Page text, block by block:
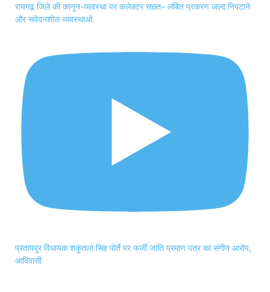
रायगढ़ जिले की कानून-व्यवस्था पर कलेक्टर सख़्त– लंबित प्रकरण जल्द निपटाने
और संवेदनशील व्यवस्थाओ
प्रतापपुर विधायक शकुंतला सिंह पोर्ते पर फर्जी जाति प्रमाण पत्र का संगीन आरोप,
आदिवासी